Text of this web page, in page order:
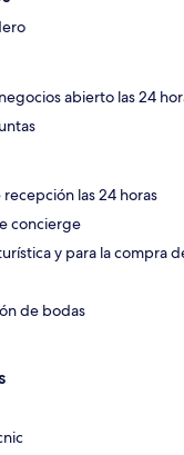
abierto las 24
las 24 horas
concierge
y para la compra
de bodas